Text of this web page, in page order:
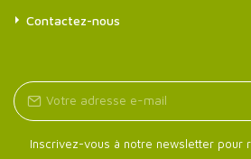
Contactez-nous
Inscrivez-vous à notre newsletter pour